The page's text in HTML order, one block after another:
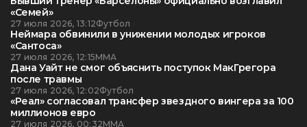
«Семей»
27 июля 2026, 13:12Футбол
Неймара обвинили в унижении молодых игроков
«Сантоса»
27 июля 2026, 12:15ММА
Дана Уайт не смог объяснить поступок МакГрегора
после травмы
27 июля 2026, 12:02Футбол
«Реал» согласовал трансфер звездного вингера за 100
миллионов евро
27 июля 2026, 00:32ММА